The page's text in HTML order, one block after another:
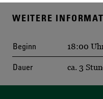
WEITERE
Beginn 18:00
Dauer ca. 3